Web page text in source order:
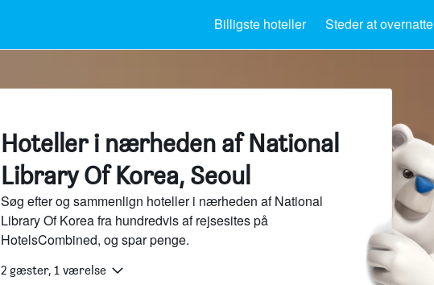
Billigste hoteller Steder at overnatte
Hoteller i nærheden af National
Library Of Korea, Seoul
Søg efter og sammenlign hoteller i nærheden af National
Library Of Korea fra hundredvis af rejsesites på
HotelsCombined, og spar penge.
2 gæster, 1 værelse